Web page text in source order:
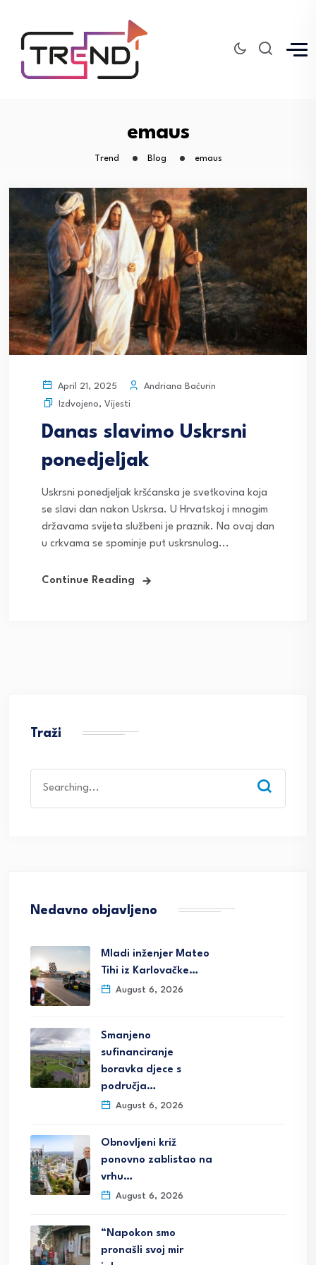
emaus
Trend Blog emaus
April 21, 2025
Andriana Baćurin
Izdvojeno, Vijesti
Danas slavimo Uskrsni
ponedjeljak
Uskrsni ponedjeljak kršćanska je svetkovina koja
se slavi dan nakon Uskrsa. U Hrvatskoj i mnogim
državama svijeta službeni je praznik. Na ovaj dan
u crkvama se spominje put uskrsnulog...
Continue Reading
Traži
for:
Nedavno objavljeno
Mladi inženjer Mateo
Tihi iz Karlovačke…
August 6, 2026
Smanjeno
sufinanciranje
boravka djece s
područja…
August 6, 2026
Obnovljeni križ
ponovno zablistao na
vrhu…
August 6, 2026
“Napokon smo
pronašli svoj mir